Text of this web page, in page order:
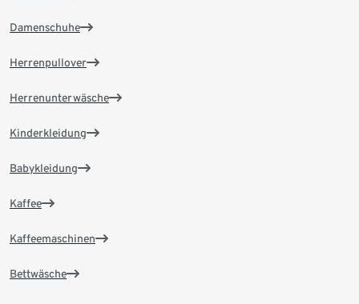
Damenschuhe
Herrenpullover
Herrenunterwäsche
Kinderkleidung
Babykleidung
Kaffee
Kaffeemaschinen
Bettwäsche